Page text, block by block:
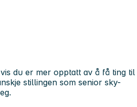
du er mer opptatt av å få ting til
stillingen som senior sky-